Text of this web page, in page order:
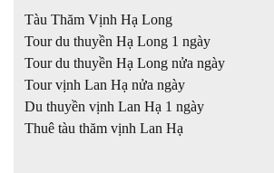
Tàu Thăm Vịnh Hạ Long
Tour du thuyền Hạ Long 1 ngày
Tour du thuyền Hạ Long nửa ngày
Tour vịnh Lan Hạ nửa ngày
Du thuyền vịnh Lan Hạ 1 ngày
Thuê tàu thăm vịnh Lan Hạ